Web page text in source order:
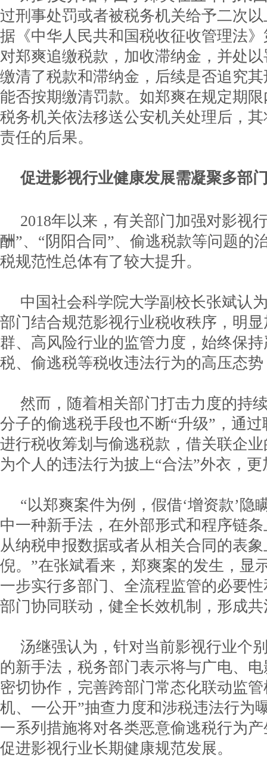
过刑事处罚或者被税务机关给予二次
据《中华人民共和国税收征收管理法
对郑爽追缴税款，加收滞纳金，并处
缴清了税款和滞纳金，后续是否追究
能否按期缴清罚款。如郑爽在规定期
税务机关依法移送公安机关处理后，
责任的后果。
促进影视行业健康发展需凝聚多部
2018年以来，有关部门加强对影视
酬”、“阴阳合同”、偷逃税款等问题的
税规范性总体有了较大提升。
中国社会科学院大学副校长张斌认
部门结合规范影视行业税收秩序，明
群、高风险行业的监管力度，始终保
税、偷逃税等税收违法行为的高压态
然而，随着相关部门打击力度的持
分子的偷逃税手段也不断“升级”，通
进行税收筹划与偷逃税款，借关联企
为个人的违法行为披上“合法”外衣，
“以郑爽案件为例，假借‘增资款’隐
中一种新手法，在外部形式和程序链
从纳税申报数据或者从相关合同的表
倪。”在张斌看来，郑爽案的发生，显
一步实行多部门、全流程监管的必要
部门协同联动，健全长效机制，形成
汤继强认为，针对当前影视行业个
的新手法，税务部门表示将与广电、
密切协作，完善跨部门常态化联动监
机、一公开”抽查力度和涉税违法行为
一系列措施将对各类恶意偷逃税行为
促进影视行业长期健康规范发展。